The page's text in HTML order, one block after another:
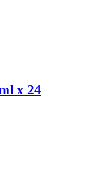
x 24